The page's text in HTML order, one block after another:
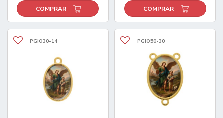
COMPRAR COMPRAR
PGIO30-14 PGIO50-30